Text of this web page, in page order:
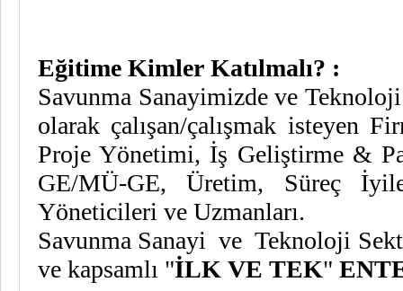
Eğitime Kimler Katılmalı? :
Savunma Sanayimizde ve
olarak çalışan/çalışmak isteyen
Proje Yönetimi, İş Geliştirme &
GE/MÜ-GE, Üretim, Süreç
Yöneticileri ve Uzmanları.
Savunma Sanayi ve Teknoloji
ve kapsamlı "İLK VE TEK"